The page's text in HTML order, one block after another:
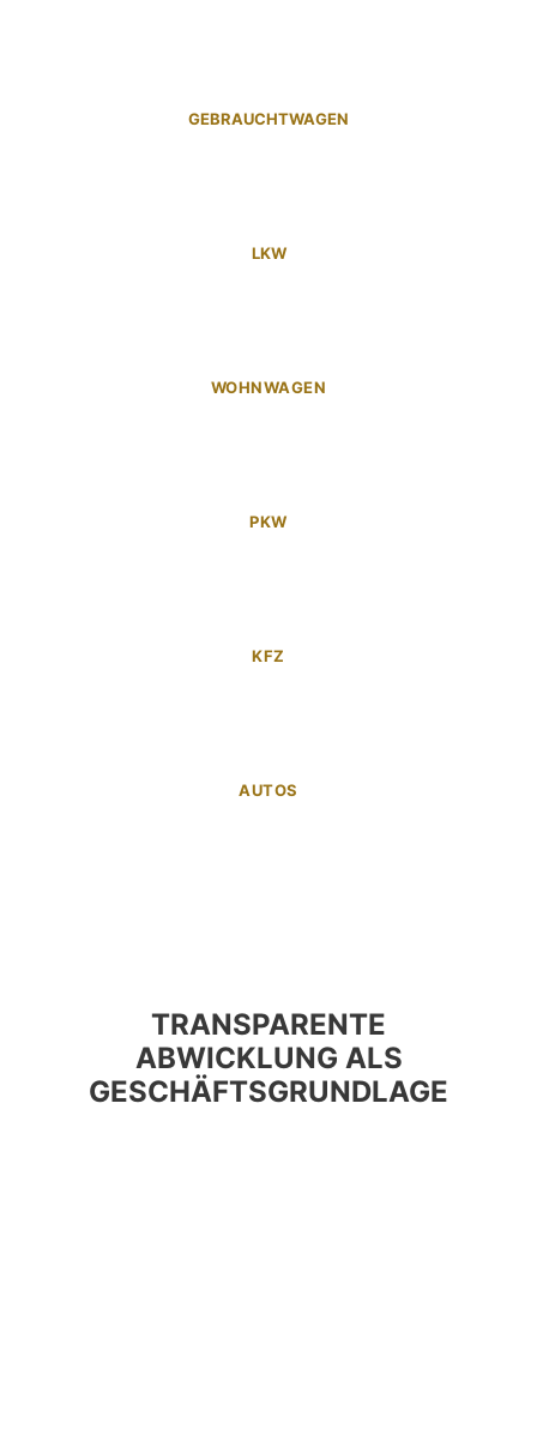
GEBRAUCHTWAGEN
LKW
WOHNWAGEN
PKW
KFZ
AUTOS
TRANSPARENTE
ABWICKLUNG ALS
GESCHÄFTSGRUNDLAGE